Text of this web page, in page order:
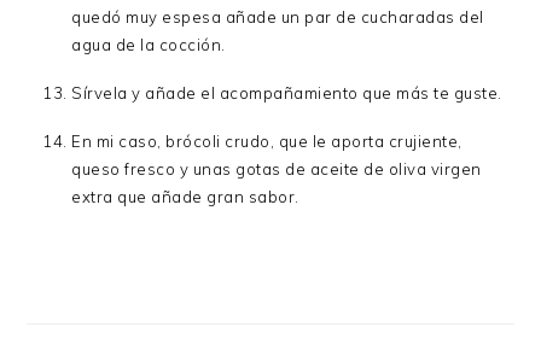
quedó muy espesa añade un par de cucharadas del
agua de la cocción.
Sírvela y añade el acompañamiento que más te guste.
En mi caso, brócoli crudo, que le aporta crujiente,
queso fresco y unas gotas de aceite de oliva virgen
extra que añade gran sabor.